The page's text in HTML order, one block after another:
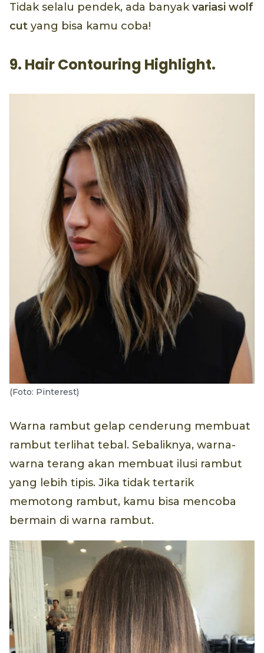
Tidak selalu pendek, ada banyakvariasi wolf
cut yang bisa kamu coba!
9. Hair Contouring Highlight.
(Foto: Pinterest)
Warna rambut gelap cenderung membuat
rambut terlihat tebal. Sebaliknya, warna-
warna terang akan membuat ilusi rambut
yang lebih tipis. Jika tidak tertarik
memotong rambut, kamu bisa mencoba
bermain di warna rambut.